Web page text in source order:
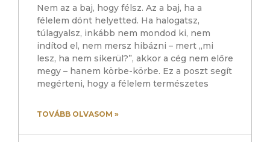
Nem az a baj, hogy félsz. Az a baj, ha a
félelem dönt helyetted. Ha halogatsz,
túlagyalsz, inkább nem mondod ki, nem
indítod el, nem mersz hibázni – mert „mi
lesz, ha nem sikerül?”, akkor a cég nem előre
megy – hanem körbe-körbe. Ez a poszt segít
megérteni, hogy a félelem természetes
TOVÁBB OLVASOM »